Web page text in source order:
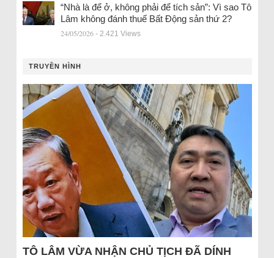
“Nhà là để ở, không phải để tích sản”: Vì sao Tô
Lâm không đánh thuế Bất Động sản thứ 2?
24/05/2026 - 2.421 Views
TRUYỀN HÌNH
TÔ LÂM VỪA NHẬN CHỦ TỊCH ĐÃ DÍNH